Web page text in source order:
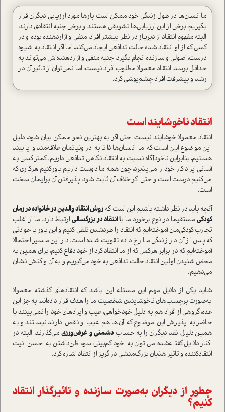
ما انسان‌ها در طول زندگی خود ممکن است بارها مورد ارزیابی دیگران قرار
بگیریم، برخی از این ارزیابی‌ها تشویقی هستند و برخی جنبه انتقادی دارند،
البته مفهوم انتقاد از دیرباز در نظر بیشتر افراد، منفی و آزاردهنده بوده و در
کسی که از او انتقاد شده حالت تدافعی ایجاد می‌کند، اما اگر انتقاد به شیوه
درست، اصولی و سازنده انجام بگیرد، جنبه منفی و آزاردهنده‌اش می‌تواند به
حداقل برسد. انتقاد معمولا مطلوب افراد نیست، اما نمی‌توان از تاثیر آن در
رشد و پیشرفت افراد چشم‌پوشی کرد.
انتقاد ناخوشایند است
انتقاد معمولا خوشایند نیست، حتی اگر به بهترین نحو ممکن بیان شود، دلیل
این موضوع این است که ما انسان‌ها ذاتا به درونیاتمان علاقه‌مند و پایبند
هستیم، بنابراین ناخودآگاه نسبت به انتقاد نگاهی تدافعی داریم. کمتر کسی به
آسانی ایراد کار خود را می‌پذیرد، چون همه ما دوست داریم باورکنیم هرکاری که
می‌کنیم درست است و حتی اگر خلاف آن ثابت شود، پذیرفتن آن برایمان سخت
است.
آنچه باید در نظر داشته باشیم این است که روش انتقاد والدین در خانواده در زمان
کودکیمستقیما در نوع برخورد ما با انتقاد در بزرگسالیارتباط دارد. ما از اغلب
تجارب کودکی‌مان آموخته‌ایم که انتقاد را طردشدن تلقی کنیم و این باور با حوادثی
که پس از آن در زندگی ما رخ داده تقویت شده است. در این مسیر احتمالا
آموخته‌ایم که در برابر هرکس که از ما انتقاد کرد از خود دفاع کنیم، برای همین به
محض شنیدن اولین انتقاد حالت تدافعی به خود می‌گیریم و به آن واکنش نشان
می‌دهیم.
شاید یکی از دلایل مهم این مسئله این باشد که انتقادهای گذشته معمولا
به‌صورت برچسب‌های ناخوشایندی شخصیت ما را هدف قرار داده‌اند. به جز این
عده، گروهی از افراد هم به دلیل خودخواهی، عیب‌ و ایرادهای خود را نمی‌بینند یا
حاضر به پذیرش این موضوع که آن‌ها هم عیب و نقص دارند نیستند و به
همین دلیل، نقد دیگران را به حساب دشمنی و غرض‌ورزیمی‌گذارند، البته در
کنار دلایل گفته‌شده، می‌توان به خودکم‌بینی، سوءظن‌داشتن به حسن نیت
انتقادکننده و تاثیر هذیان بزرگ‌منشی در گریز از انتقاد اشاره کرد.
چطور از دیگران به‌صورت سازنده و تاثیرگذار انتقاد
کنیم؟